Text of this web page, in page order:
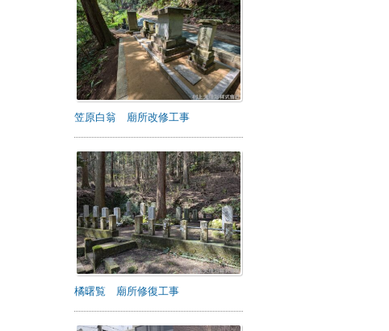
笠原白翁 廟所改修工事
橘曙覧 廟所修復工事